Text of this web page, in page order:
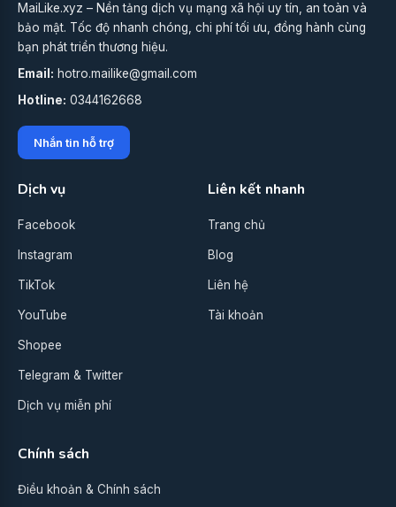
MaiLike.xyz – Nền tảng dịch vụ mạng xã hội uy tín, an toàn và
bảo mật. Tốc độ nhanh chóng, chi phí tối ưu, đồng hành cùng
bạn phát triển thương hiệu.
Email: hotro.mailike@gmail.com
Hotline: 0344162668
Nhắn tin hỗ trợ
Dịch vụ
Facebook
Instagram
TikTok
YouTube
Shopee
Telegram & Twitter
Dịch vụ miễn phí
Liên kết nhanh
Trang chủ
Blog
Liên hệ
Tài khoản
Chính sách
Điều khoản & Chính sách